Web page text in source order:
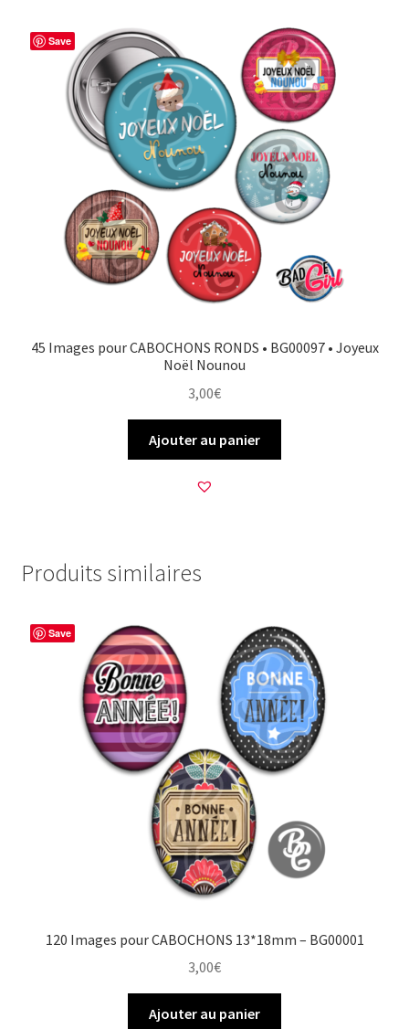
Save
45 Images pour CABOCHONS RONDS • BG00097 • Joyeux
Noël Nounou
3,00€
Ajouter au panier
Produits similaires
Save
120 Images pour CABOCHONS 13*18mm – BG00001
3,00€
Ajouter au panier